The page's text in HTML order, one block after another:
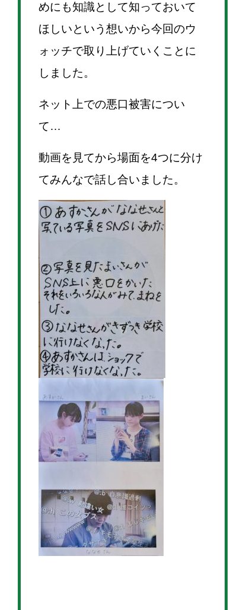
めにも知識として知っておいて
ほしいという想いから今回のウ
ォッチで取り上げていくことに
しました。
ネット上での悪口被害につい
て…
動画を見てから場面を4つに分け
てみんなで話し合いました。